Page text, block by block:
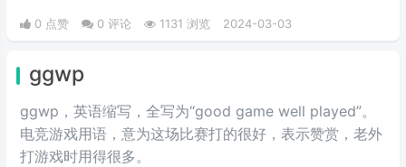
三倍速也被看作是夏亚登场的象征。
0 点赞 0 评论 1131 浏览 2024-03-03
ggwp
ggwp，英‌‌‌‌‌‌‌‌‌‌‌语缩写，全写为“good game well played”。
电竞游戏用语，意为这场比赛打的很好，表示赞赏，老外
打游戏时用得很多。